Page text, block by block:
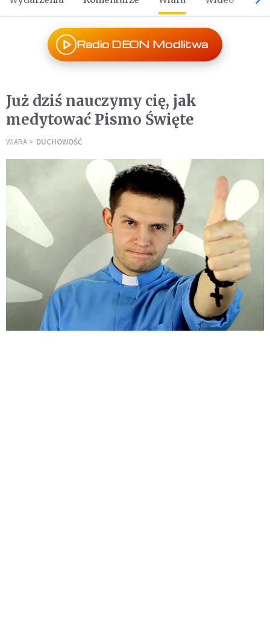
Radio DEON Modlitwa
Już dziś nauczymy cię, jak
medytować Pismo Święte
WIARA DUCHOWOŚĆ